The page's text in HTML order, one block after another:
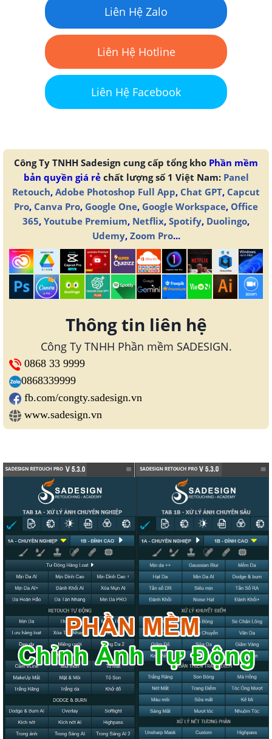
Liên Hệ Zalo
Liên Hệ Hotline
Liên Hệ Facebook
Công Ty TNHH Sadesign cung cấp tổng kho Phần mềm
bản quyền giá rẻchất lượng số 1 Việt Nam: Panel
Retouch, Adobe Photoshop Full App, Chat GPT, Capcut
Pro, Canva Pro, Google One, Google Workspace, Office
365, Youtube Premium, Netflix, Spotify, Duolingo,
Udemy, Zoom Pro...
Thông tin liên hệ
Công Ty TNHH Phần mềm SADESIGN.
0868 33 9999
0868339999
fb.com/congty.sadesign.vn
www.sadesign.vn